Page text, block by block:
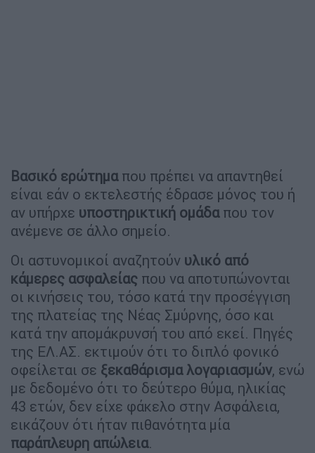
Βασικό ερώτημα που πρέπει να απαντηθεί
είναι εάν ο εκτελεστής έδρασε μόνος του ή
αν υπήρχε υποστηρικτική ομάδαπου τον
ανέμενε σε άλλο σημείο.
Οι αστυνομικοί αναζητούν υλικό από
κάμερες ασφαλείας που να αποτυπώνονται
οι κινήσεις του, τόσο κατά την προσέγγιση
της πλατείας της Νέας Σμύρνης, όσο και
κατά την απομάκρυνσή του από εκεί. Πηγές
της ΕΛ.ΑΣ. εκτιμούν ότι το διπλό φονικό
οφείλεται σε ξεκαθάρισμα λογαριασμών, ενώ
με δεδομένο ότι το δεύτερο θύμα, ηλικίας
43 ετών, δεν είχε φάκελο στην Ασφάλεια,
εικάζουν ότι ήταν πιθανότητα μία
παράπλευρη απώλεια.